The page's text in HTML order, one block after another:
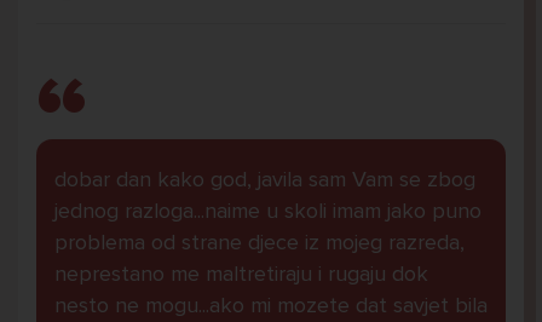
dobar dan kako god, javila sam Vam se zbog
jednog razloga...naime u skoli imam jako puno
problema od strane djece iz mojeg razreda,
neprestano me maltretiraju i rugaju dok
nesto ne mogu...ako mi mozete dat savjet bila